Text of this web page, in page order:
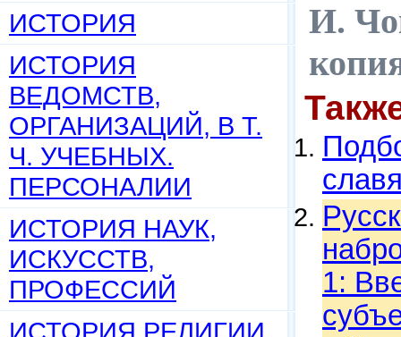
ИСТОРИЯ
ИСТОРИЯ
ВЕДОМСТВ,
ОРГАНИЗАЦИЙ, В Т.
Ч. УЧЕБНЫХ.
ПЕРСОНАЛИИ
ИСТОРИЯ НАУК,
ИСКУССТВ,
ПРОФЕССИЙ
И.
1: